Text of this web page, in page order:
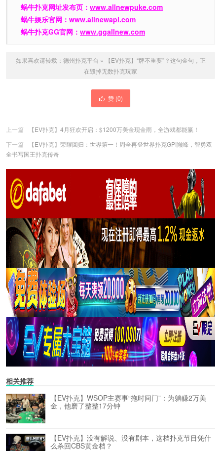
蜗牛扑克网址发布页： www.allnewpuke.com
蜗牛娱乐官网： www.allnewapl.com
蜗牛扑克GG官网： www.ggallnew.com
如果喜欢请转载： 德州扑克平台 »
【EV扑克】“牌不重要”？这句金句，正
在毁掉无数扑克玩家
赞 (0)
上一篇
【EV扑克】4月狂欢开启：$1200万美金现金雨，全游戏都能赢！
下一篇
【EV扑克】荣耀回归：世界第一！周全再登世界扑克GPI巅峰，智勇双
全书写国王扑克传奇
相关推荐
【EV扑克】WSOP主赛事“拖时间门”：为躺赚2万美
金，他磨了整整17分钟
【EV扑克】没有解说、没有剧本，这档扑克节目凭什
么杀回CBS黄金档？